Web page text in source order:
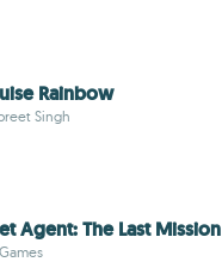
Rainbow
Singh
Agent: The Last Mission